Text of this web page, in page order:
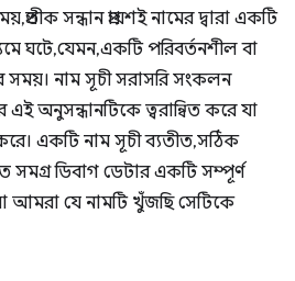
সন্ধান প্রায়শই নামের দ্বারা একটি
ঘটে, যেমন, একটি পরিবর্তনশীল বা
সময়। নাম সূচী সরাসরি সংকলন
এই অনুসন্ধানটিকে ত্বরান্বিত করে যা
একটি নাম সূচী ব্যতীত, সঠিক
ডিবাগ ডেটার একটি সম্পূর্ণ
আমরা যে নামটি খুঁজছি সেটিকে